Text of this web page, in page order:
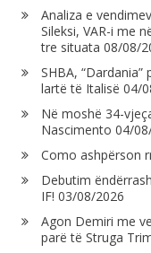
Analiza e
Sileksi, VAR-i me
tre situata 08/08/
SHBA,
lartë të Italisë 04/
Në moshë 34-
Nascimento 04/
Como ashpërson
Debutim
IF! 03/08/2026
Agon Demiri me
parë të Struga